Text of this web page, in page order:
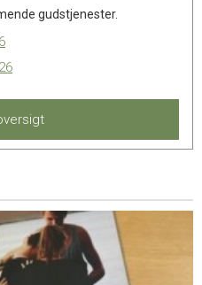
gudstjenester.